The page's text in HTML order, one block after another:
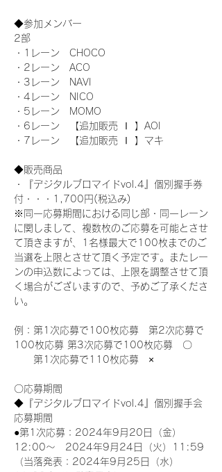
◆参加メンバー
2部
・1レーン　CHOCO
・2レーン　ACO
・3レーン　NAVI
・4レーン　NICO
・5レーン　MOMO
・6レーン　【追加販売 Ⅰ 】AOI
・7レーン　【追加販売 Ⅰ 】マキ
◆販売商品
・『デジタルブロマイドvol.4』個別握手券
付・・・1,700円(税込み)
※同一応募期間における同じ部・同一レーン
に関しまして、複数枚のご応募を可能とさせ
て頂きますが、1名様最大で100枚までのご
当選を上限とさせて頂く予定です。またレー
ンの申込数によっては、上限を調整させて頂
く場合がございますので、予めご了承くださ
い。
例：第1次応募で100枚応募　第2次応募で
100枚応募 第3次応募で100枚応募　〇
第1次応募で110枚応募　×
〇応募期間
◆『デジタルブロマイドvol.4』個別握手会
応募期間
●第1次応募：2024年9月20日（金）
12:00～　2024年9月24日（火）11:59
（当落発表：2024年9月25日（水）